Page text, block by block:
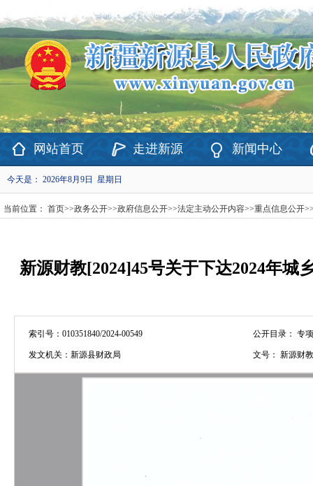
欢迎访问新疆维吾尔自治区新源县政府网站！
网站首页 走进新源 新闻中心
今天是： 2026年8月9日 星期日
当前位置： 首页>>政务公开>>政府信息公开>>法定主动公开内容>>重点信息公开
新源财教[2024]45号关于下达2024年
索引号： 010351840/2024-00549 公开目录： 专
发文机关： 新源县财政局 文号： 新源财